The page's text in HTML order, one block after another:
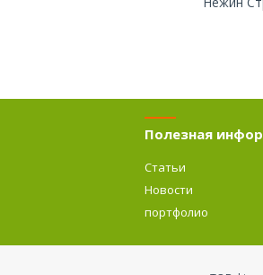
Полезная
Статьи
Новости
портфолио